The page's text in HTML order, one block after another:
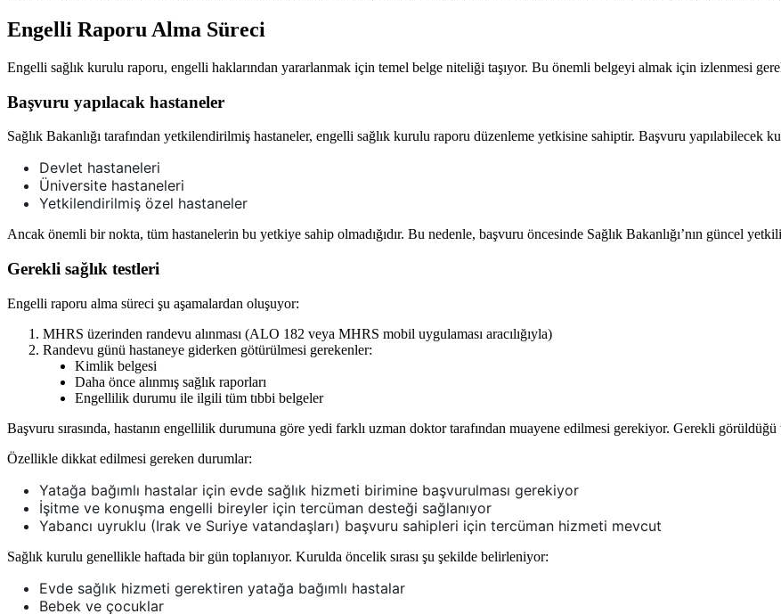
Engelli Raporu Alma Süreci
Engelli sağlık kurulu raporu, engelli haklarından yararlanmak için temel belge niteliği taşıyor. Bu önemli belgeyi almak için izlenmesi
Başvuru yapılacak hastaneler
Sağlık Bakanlığı tarafından yetkilendirilmiş hastaneler, engelli sağlık kurulu raporu düzenleme yetkisine sahiptir. Başvuru yapılabilecek
Devlet hastaneleri
Üniversite hastaneleri
Yetkilendirilmiş özel hastaneler
Ancak önemli bir nokta, tüm hastanelerin bu yetkiye sahip olmadığıdır. Bu nedenle, başvuru öncesinde Sağlık Bakanlığı’nın güncel
Gerekli sağlık testleri
Engelli raporu alma süreci şu aşamalardan oluşuyor:
MHRS üzerinden randevu alınması (ALO 182 veya MHRS mobil uygulaması aracılığıyla)
Randevu günü hastaneye giderken götürülmesi gerekenler:
Kimlik belgesi
Daha önce alınmış sağlık raporları
Engellilik durumu ile ilgili tüm tıbbi belgeler
Başvuru sırasında, hastanın engellilik durumuna göre yedi farklı uzman doktor tarafından muayene edilmesi gerekiyor. Gerekli
Özellikle dikkat edilmesi gereken durumlar:
Yatağa bağımlı hastalar için evde sağlık hizmeti birimine başvurulması gerekiyor
İşitme ve konuşma engelli bireyler için tercüman desteği sağlanıyor
Yabancı uyruklu (Irak ve Suriye vatandaşları) başvuru sahipleri için tercüman hizmeti mevcut
Sağlık kurulu genellikle haftada bir gün toplanıyor. Kurulda öncelik sırası şu şekilde belirleniyor:
Evde sağlık hizmeti gerektiren yatağa bağımlı hastalar
Bebek ve çocuklar